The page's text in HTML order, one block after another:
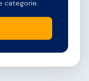
categorie.